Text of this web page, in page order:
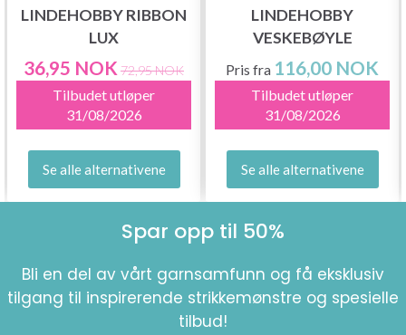
LINDEHOBBY RIBBON
LUX
36,95 NOK 72,95 NOK
Tilbudet utløper
31/08/2026
Se alle alternativene
LINDEHOBBY
VESKEBØYLE
Pris fra 116,00 NOK
Tilbudet utløper
31/08/2026
Se alle alternativene
Spar opp til 50%
Bli en del av vårt garnsamfunn og få eksklusiv
tilgang til inspirerende strikkemønstre og spesielle
tilbud!